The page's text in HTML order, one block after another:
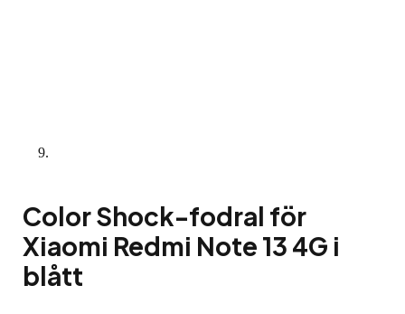
Color Shock-fodral för
Xiaomi Redmi Note 13 4G i
blått